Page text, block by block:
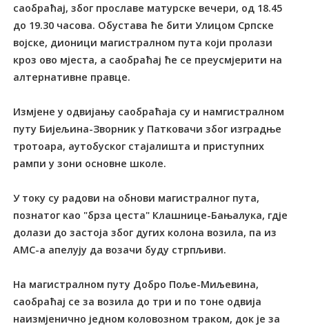
саобраћај, због прославе матурске вечери, од 18.45
до 19.30 часова. Обустава ће бити Улицом Српске
војске, дионици магистралном пута који пролази
кроз ово мјеста, а саобраћај ће се преусмјерити на
алтернативне правце.
Измјене у одвијању саобраћаја су и намгистралном
путу Бијељина-Зворник у Патковачи због изградње
тротоара, аутобуског стајалишта и приступних
рампи у зони основне школе.
У току су радови на обнови магистралног пута,
познатог као "брза цеста" Клашнице-Бањалука, гдје
долази до застоја због дугих колона возила, па из
АМС-а апелују да возачи буду стрпљиви.
На магистралном путу Добро Поље-Миљевина,
саобраћај се за возила до три и по тоне одвија
наизмјенично једном коловозном траком, док је за